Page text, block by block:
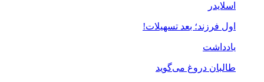
اسلایدر
اول فرزند؛ بعد تسهیلات!
یادداشت
طالبان دروغ می‌گوید